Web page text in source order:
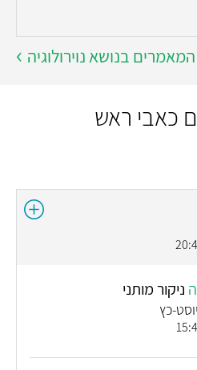
בנושא נוירולוגיה
כאבי ראש
ניקור מותני
כץ